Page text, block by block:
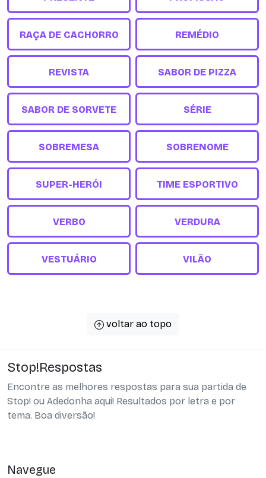
RAÇA DE CACHORRO REMÉDIO
REVISTA SABOR DE PIZZA
SABOR DE SORVETE SÉRIE
SOBREMESA SOBRENOME
SUPER-HERÓI TIME ESPORTIVO
VERBO VERDURA
VESTUÁRIO VILÃO
voltar ao topo
Stop!Respostas
Encontre as melhores respostas para sua partida de
Stop! ou Adedonha aqui! Resultados por letra e por
tema. Boa diversão!
Navegue